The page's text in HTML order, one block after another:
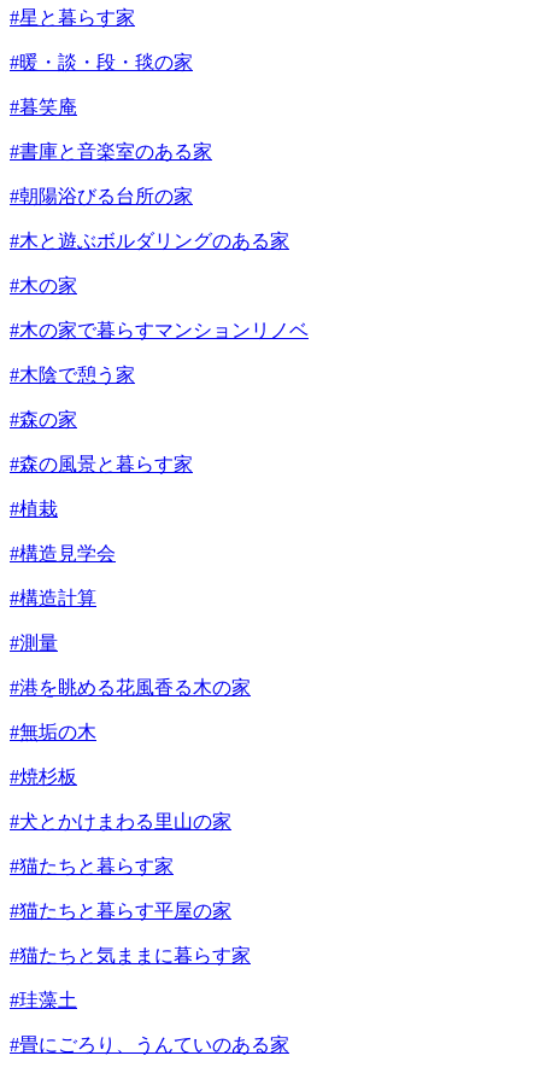
#星と暮らす家
#暖・談・段・毯の家
#暮笑庵
#書庫と音楽室のある家
#朝陽浴びる台所の家
#木と遊ぶボルダリングのある家
#木の家
#木の家で暮らすマンションリノベ
#木陰で憩う家
#森の家
#森の風景と暮らす家
#植栽
#構造見学会
#構造計算
#測量
#港を眺める花風香る木の家
#無垢の木
#焼杉板
#犬とかけまわる里山の家
#猫たちと暮らす家
#猫たちと暮らす平屋の家
#猫たちと気ままに暮らす家
#珪藻土
#畳にごろり、うんていのある家